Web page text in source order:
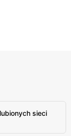
sieci